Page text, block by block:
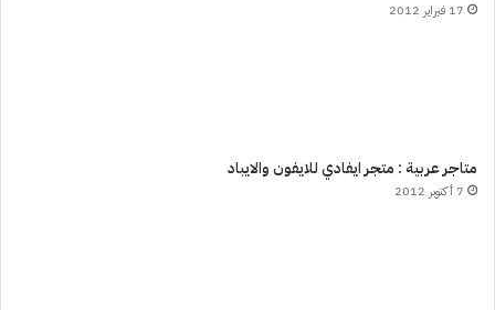
17 فبراير 2012
متاجر عربية : متجر ايفادي للايفون والايباد
7 أكتوبر 2012